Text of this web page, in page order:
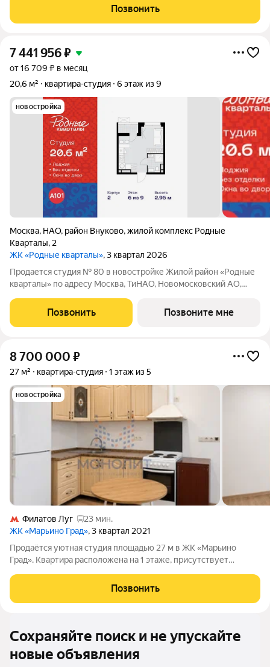
последняя станция м.Внуковр. Прописка Москва. Квартира
восточная солнце до
Позвонить
7 441 956₽
от 16 709 ₽ в месяц
20,6 м²
квартира-студия 6 этаж из 9
новостройка
Москва, НАО, район Внуково,жилой комплекс Родные
Кварталы, 2
ЖК «Родные кварталы», 3 квартал 2026
Продается студия № 80 в новостройке Жилой район «Родные
кварталы» по адресу Москва, ТиНАО, Новомосковский АО,
район Внуково, Новомосковский административный округ,
Москва. Общая площадь квартиры
Позвонить Позвоните мне
8 700 000 ₽
27 м² квартира-студия 1 этаж из 5
новостройка
Филатов Луг
23 мин.
ЖК «Марьино Град», 3 квартал 2021
Продаётся уютная студия площадью 27 м в ЖК «Марьино
Град». Квартира расположена на 1 этаже, присутствует
позволяет удобно организовать пространство для
комфортного проживания. Подойдёт как для
Позвонить
Сохраняйте поиск и не упускайте
новые объявления